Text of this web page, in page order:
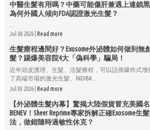
中醫生髮有用嗎？中藥可能傷肝兼遇上連鎖黑
為何外國人傾向FDA認證激光生髮？
Jul 06 2026 | Read more
生髮療程邊間好？Exosome外泌體如何做到無
髮？踢爆美容院4大「偽科學」騙局！
近年頭皮護理、生髮、活髮療程，可以話係爆炸式增
了高端市場的激光生髮、INDIBA...
Jul 03 2026 | Read more
【外泌體生髮內幕】驚揭大陸假貨冒充美國
BENEV！Sheer Reprime專家拆解正確Exosome生
法，做錯隨時過敏性休克？